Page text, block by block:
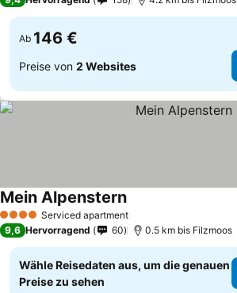
Ab 146 €
Preise von 2 Websites
4 Sterne Serviced apartment
Mein AlpensternPreise sehen
9,6 Hervorragend 60 0.5 km bis Filzmoos
Wähle Reisedaten aus, um die genauen
Preise zu sehen